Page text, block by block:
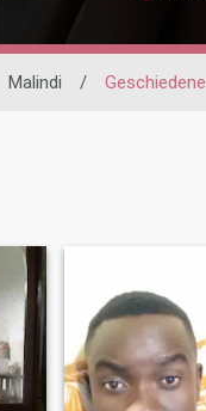
Malindi / Geschiedene